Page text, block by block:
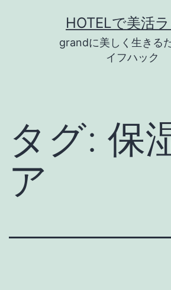
HOTELで美活
grandに美しく生きる
イフハック
タグ: 保
ア